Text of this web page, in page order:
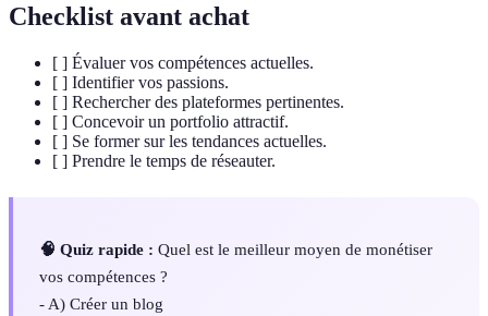
Checklist avant achat
[ ] Évaluer vos compétences actuelles.
[ ] Identifier vos passions.
[ ] Rechercher des plateformes pertinentes.
[ ] Concevoir un portfolio attractif.
[ ] Se former sur les tendances actuelles.
[ ] Prendre le temps de réseauter.
🧠 Quiz rapide : Quel est le meilleur moyen de monétiser
vos compétences ?
- A) Créer un blog